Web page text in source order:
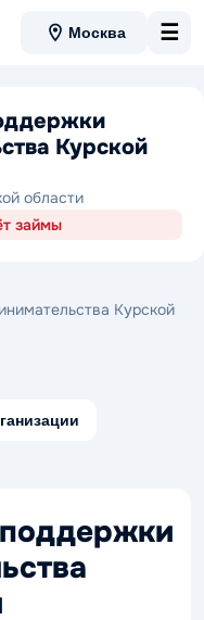
Москва ☰
Курской
области
займы
Курской